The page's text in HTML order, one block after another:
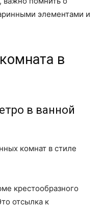
элементами и
в
в ванной
комнат в стиле
крестообразного
отсылка к